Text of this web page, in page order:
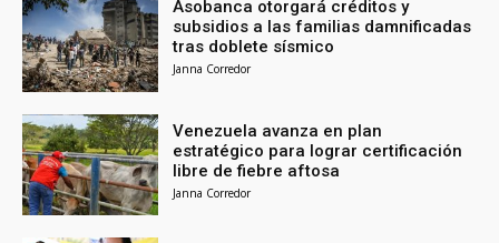
Asobanca otorgará créditos y
subsidios a las familias damnificadas
tras doblete sísmico
Janna Corredor
Venezuela avanza en plan
estratégico para lograr certificación
libre de fiebre aftosa
Janna Corredor